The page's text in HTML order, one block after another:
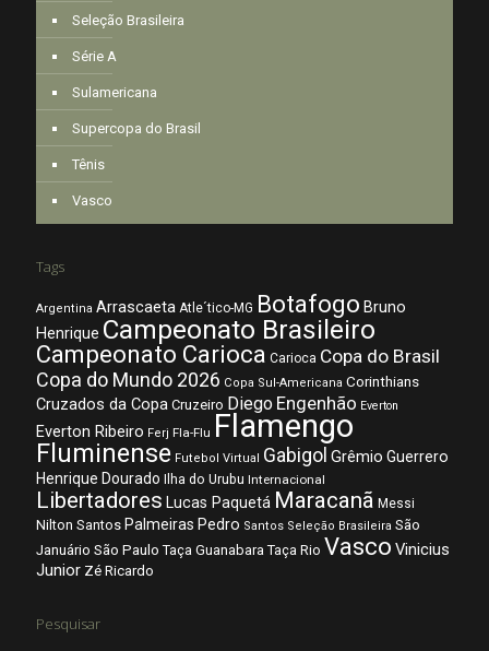
Seleção Brasileira
Série A
Sulamericana
Supercopa do Brasil
Tênis
Vasco
Tags
Argentina Arrascaeta Atle´tico-MG Botafogo Bruno
Henrique Campeonato Brasileiro
Campeonato Carioca Carioca Copa do Brasil
Copa do Mundo 2026 Copa Sul-Americana Corinthians
Cruzados da Copa Cruzeiro Diego Engenhão Everton
Everton Ribeiro Ferj Fla-Flu Flamengo
Fluminense Futebol Virtual Gabigol Grêmio Guerrero
Henrique Dourado Ilha do Urubu Internacional
Libertadores Lucas Paquetá Maracanã Messi
Nilton Santos Palmeiras Pedro Santos Seleção Brasileira São
Januário São Paulo Taça Guanabara Taça Rio Vasco Vinicius
Junior Zé Ricardo
Pesquisar